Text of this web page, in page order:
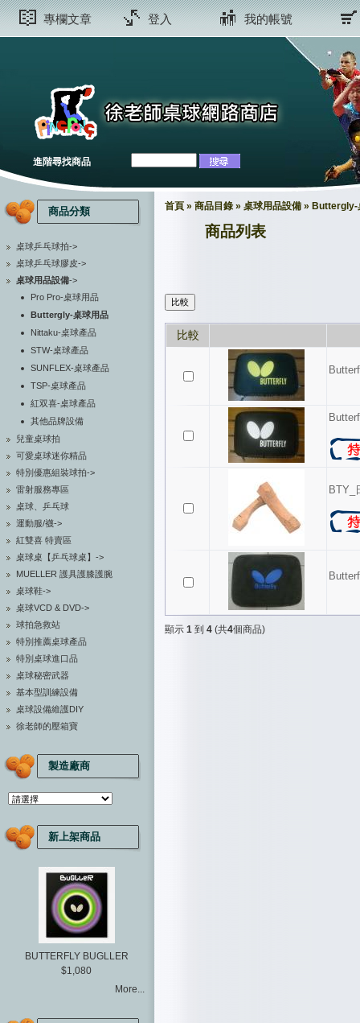
專欄文章 登入 我的帳號
進階尋找商品
商品分類
桌球乒乓球拍->
桌球乒乓球膠皮->
桌球用品設備->
Pro Pro-桌球用品
Buttergly-桌球用品
Nittaku-桌球產品
STW-桌球產品
SUNFLEX-桌球產品
TSP-桌球產品
紅双喜-桌球產品
其他品牌設備
兒童桌球拍
可愛桌球迷你精品
特別優惠組裝球拍->
雷射服務專區
桌球、乒乓球
運動服/襪->
紅雙喜 特賣區
桌球桌【乒乓球桌】->
MUELLER 護具護膝護腕
桌球鞋->
桌球VCD & DVD->
球拍急救站
特別推薦桌球產品
特別桌球進口品
桌球秘密武器
基本型訓練設備
桌球設備維護DIY
徐老師的壓箱寶
製造廠商
新上架商品
BUTTERFLY BUGLLER
$1,080
More...
首頁 » 商品目錄» 桌球用品設備 » Buttergly-
商品列表
比較
BTY_
顯示 1 到 4 (共4個商品)